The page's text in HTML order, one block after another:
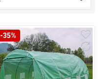
-35%